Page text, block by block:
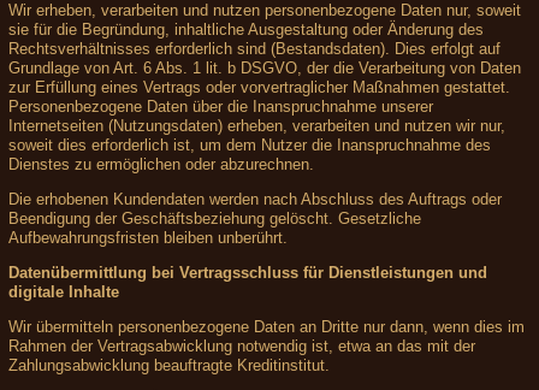
Wir erheben, verarbeiten und nutzen personenbezogene Daten nur, soweit
sie für die Begründung, inhaltliche Ausgestaltung oder Änderung des
Rechtsverhältnisses erforderlich sind (Bestandsdaten). Dies erfolgt auf
Grundlage von Art. 6 Abs. 1 lit. b DSGVO, der die Verarbeitung von Daten
zur Erfüllung eines Vertrags oder vorvertraglicher Maßnahmen gestattet.
Personenbezogene Daten über die Inanspruchnahme unserer
Internetseiten (Nutzungsdaten) erheben, verarbeiten und nutzen wir nur,
soweit dies erforderlich ist, um dem Nutzer die Inanspruchnahme des
Dienstes zu ermöglichen oder abzurechnen.
Die erhobenen Kundendaten werden nach Abschluss des Auftrags oder
Beendigung der Geschäftsbeziehung gelöscht. Gesetzliche
Aufbewahrungsfristen bleiben unberührt.
Datenübermittlung bei Vertragsschluss für Dienstleistungen und
digitale Inhalte
Wir übermitteln personenbezogene Daten an Dritte nur dann, wenn dies im
Rahmen der Vertragsabwicklung notwendig ist, etwa an das mit der
Zahlungsabwicklung beauftragte Kreditinstitut.